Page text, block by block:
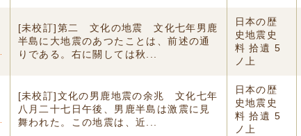
[未校訂]第二 文化の地震 文化七年男鹿
半島に大地震のあつたことは、前述の通
りである。右に關しては秋...
日本の歴
史地震史
料 拾遺 5
ノ上
[未校訂]文化の男鹿地震の余兆 文化七年
八月二十七日午後、男鹿半島は激震に見
舞われた。この地震は、近...
日本の歴
史地震史
料 拾遺 5
ノ上